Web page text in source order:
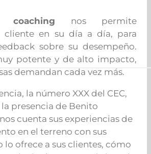
coaching nos permite
cliente en su día a día, para
sobre su desempeño.
potente y de alto impacto,
demandan cada vez más.
la número XXX del CEC,
presencia de Benito
cuenta sus experiencias de
en el terreno con sus
lo ofrece a sus clientes, cómo